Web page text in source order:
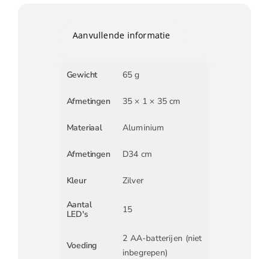
Aanvullende informatie
Gewicht 65 g
Afmetingen 35 × 1 × 35 cm
Materiaal Aluminium
Afmetingen D34 cm
Kleur Zilver
Aantal
LED's
15
Voeding
2 AA-batterijen (niet
inbegrepen)